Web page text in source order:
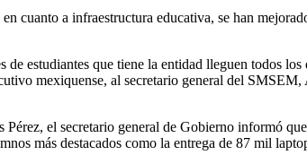
cuanto a infraestructura educativa, se han
estudiantes que tiene la entidad lleguen todos los
mexiquense, al secretario general del SMSEM,
el secretario general de Gobierno informó
más destacados como la entrega de 87 mil